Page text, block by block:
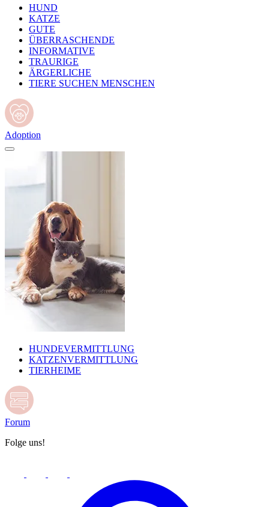
HUND
KATZE
GUTE
ÜBERRASCHENDE
INFORMATIVE
TRAURIGE
ÄRGERLICHE
TIERE SUCHEN MENSCHEN
Adoption
HUNDEVERMITTLUNG
KATZENVERMITTLUNG
TIERHEIME
Forum
Folge uns!